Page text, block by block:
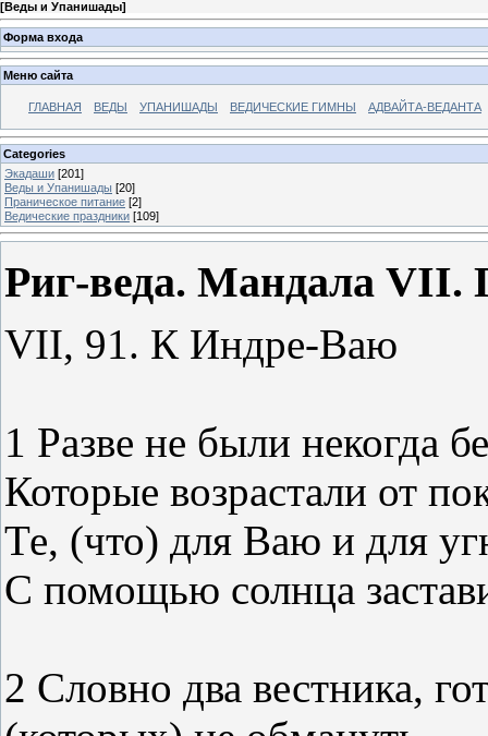
[Веды и Упанишады]
Форма входа
Меню сайта
ГЛАВНАЯ ВЕДЫ УПАНИШАДЫ ВЕДИЧЕСКИЕ ГИМНЫ АДВАЙТА-ВЕДАНТА
Categories
Экадаши [201]
Веды и Упанишады [20]
Праническое питание [2]
Ведические праздники [109]
Риг-веда. Мандала VII.
VII, 91. К Индре-Ваю
1 Разве не были некогда
Которые возрастали от
Те, (что) для Ваю и для
С помощью солнца
2 Словно два вестника,